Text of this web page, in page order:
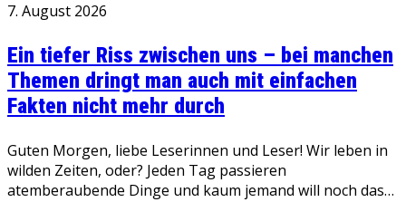
7. August 2026
Ein tiefer Riss zwischen uns – bei manchen
Themen dringt man auch mit einfachen
Fakten nicht mehr durch
Guten Morgen, liebe Leserinnen und Leser! Wir leben in
wilden Zeiten, oder? Jeden Tag passieren
atemberaubende Dinge und kaum jemand will noch das…